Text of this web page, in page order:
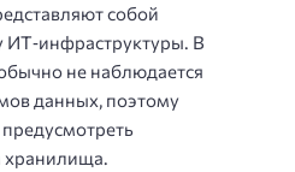
собой
В
не наблюдается
данных, поэтому